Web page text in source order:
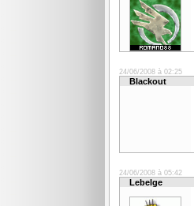
24/06/2008 à 02:25
Blackout
24/06/2008 à 05:42
Lebelge